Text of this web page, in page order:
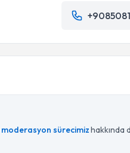
moderasyon sürecimizhakkında